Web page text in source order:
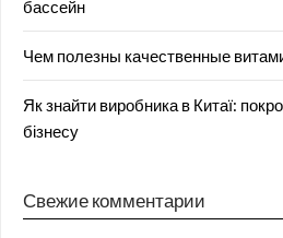
бассейн
Чем полезны качественные
Як знайти виробника в Китаї:
бізнесу
Свежие комментарии